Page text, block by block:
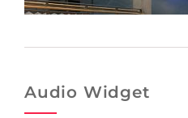
Audio Widget